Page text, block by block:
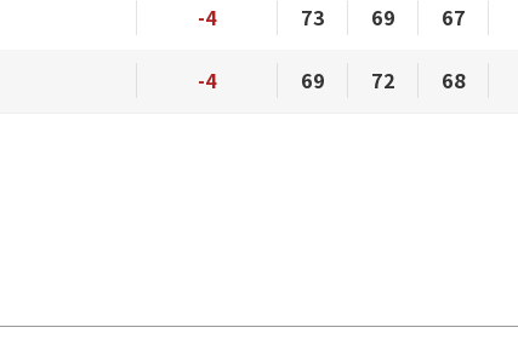
-4 73 69 67
-4 69 72 68